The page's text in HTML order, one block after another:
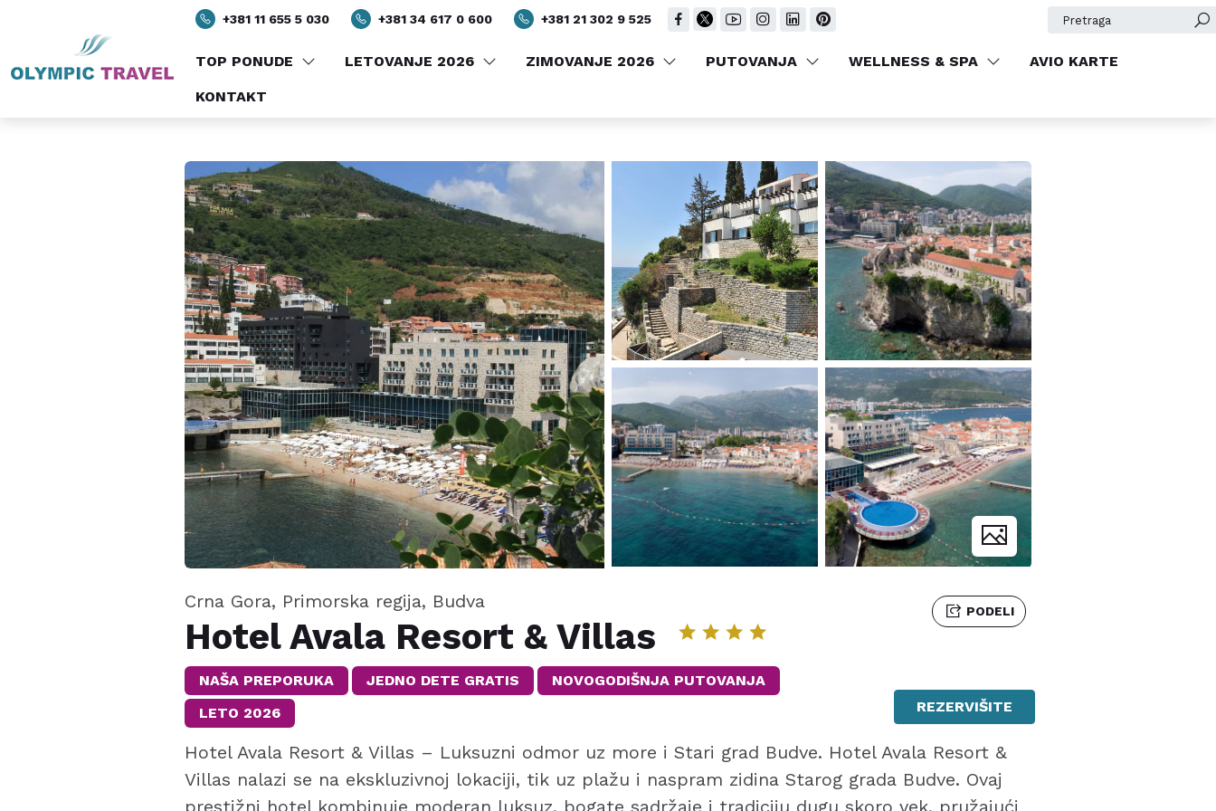
TOP PONUDE LETOVANJE 2026 ZIMOVANJE 2026 PUTOVANJA WELLNESS & SPA AVIO KARTE
KONTAKT
+381 11 655 5 030 +381 34 617 0 600 +381 21 302 9 525 Pretraga
PREGLED GALERIJA DOŽIVITE MESTO
Crna Gora, Primorska regija, Budva
Hotel Avala Resort & Villas
NAŠA PREPORUKA JEDNO DETE GRATIS
NOVOGODIŠNJA PUTOVANJA
LETO 2026
PODELI
REZERVIŠITE
Hotel Avala Resort & Villas – Luksuzni odmor uz more i Stari grad Budve. Hotel Avala Resort &
Villas nalazi se na ekskluzivnoj lokaciji, tik uz plažu i naspram zidina Starog grada Budve. Ovaj
prestižni hotel kombinuje moderan luksuz, bogate sadržaje i tradiciju dugu skoro vek, pružajući